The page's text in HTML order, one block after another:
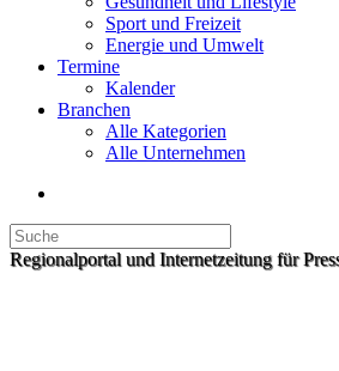
Sport und Freizeit
Energie und Umwelt
Termine
Kalender
Branchen
Alle Kategorien
Alle Unternehmen
Regionalportal und Internetzeitung für